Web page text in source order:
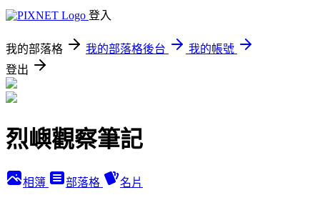
登入
我的部落格 我的部落格後台
我的帳號
登出
烈嶼觀察筆記
相簿 部落格 名片